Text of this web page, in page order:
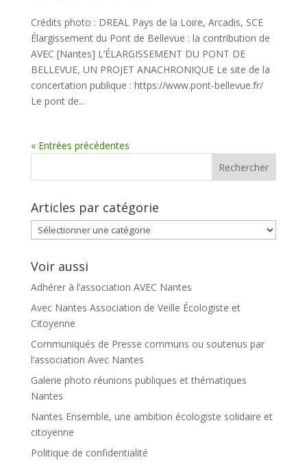
Crédits photo : DREAL Pays de la Loire, Arcadis, SCE
Élargissement du Pont de Bellevue : la contribution de
AVEC [Nantes] L’ÉLARGISSEMENT DU PONT DE
BELLEVUE, UN PROJET ANACHRONIQUE Le site de la
concertation publique : https://www.pont-bellevue.fr/
Le pont de...
« Entrées précédentes
Articles par catégorie
Articles
par
catégorie
Voir aussi
Adhérer à l’association AVEC Nantes
Avec Nantes Association de Veille Écologiste et
Citoyenne
Communiqués de Presse communs ou soutenus par
l’association Avec Nantes
Galerie photo réunions publiques et thématiques
Nantes
Nantes Ensemble, une ambition écologiste solidaire et
citoyenne
Politique de confidentialité